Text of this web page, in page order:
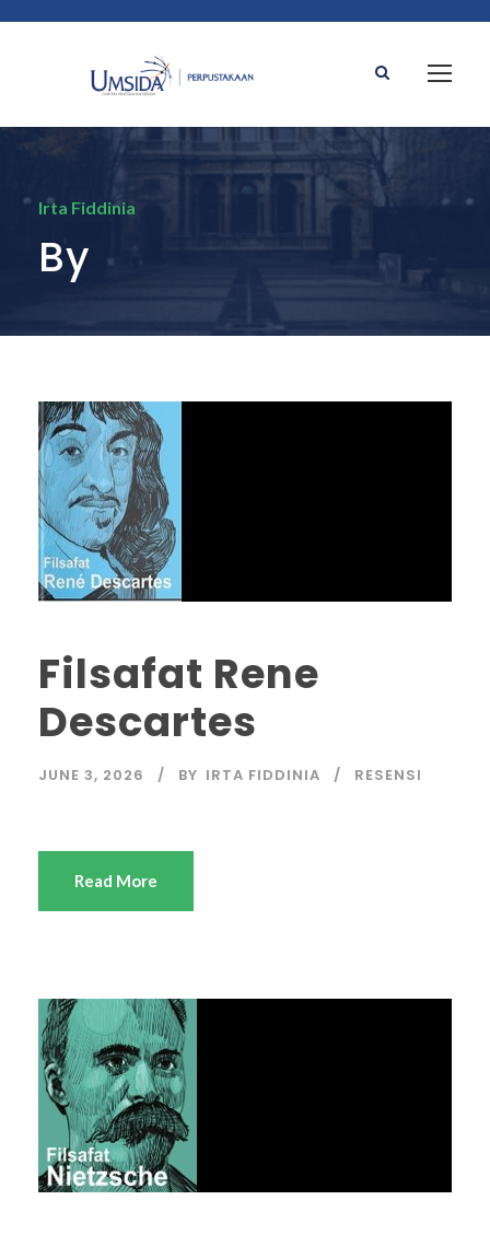
Irta Fiddinia
By
Filsafat Rene
Descartes
JUNE 3, 2026 BY IRTA FIDDINIA RESENSI
Read More